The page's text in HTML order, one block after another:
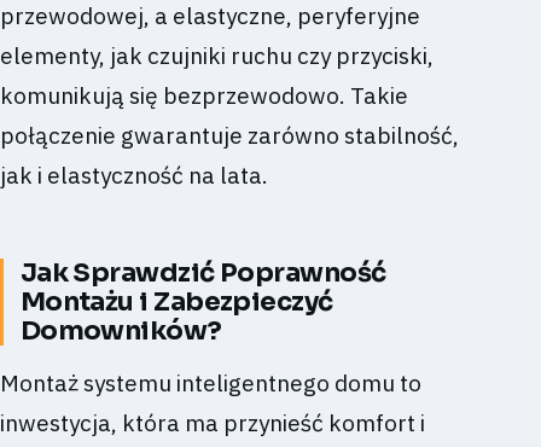
przewodowej, a elastyczne, peryferyjne
elementy, jak czujniki ruchu czy przyciski,
komunikują się bezprzewodowo. Takie
połączenie gwarantuje zarówno stabilność,
jak i elastyczność na lata.
Jak Sprawdzić Poprawność
Montażu i Zabezpieczyć
Domowników?
Montaż systemu inteligentnego domu to
inwestycja, która ma przynieść komfort i